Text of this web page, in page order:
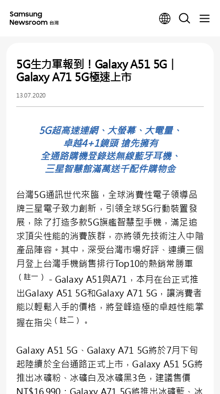
5G生力軍報到！Galaxy A51 5G︱
Galaxy A71 5G極速上市
13.07.2020
5G超高速連網、大螢幕、大電量、
卓越4+1鏡頭 搶先擁有
全通路購機登錄送無線藍牙耳機、
三星智慧館滿萬送千配件購物金
台灣5G通訊世代來臨，全球消費性電子領導品
牌三星電子致力創新，引領全球5G行動裝置發
展，除了打造多款5G旗艦智慧型手機，滿足追
求頂尖性能的消費族群，亦將領先技術注入中階
產品陣容。其中，深受台灣市場好評、連續三個
月登上台灣手機銷售排行Top10的熱銷常勝軍
（註一） －Galaxy A51與A71，本月在台正式推
出Galaxy A51 5G和Galaxy A71 5G，讓消費者
能以輕鬆入手的價格，將登峰造極的卓越性能掌
握在指尖 （註二） 。
Galaxy A51 5G、Galaxy A71 5G將於7月下旬
起陸續於全台通路正式上市，Galaxy A51 5G將
推出冰礦粉、冰礦白及冰礦黑3色，建議售價
NT$16,990；Galaxy A71 5G將推出冰礦藍、冰